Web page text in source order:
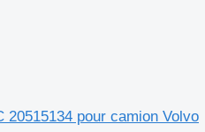
20515134 pour camion Volvo